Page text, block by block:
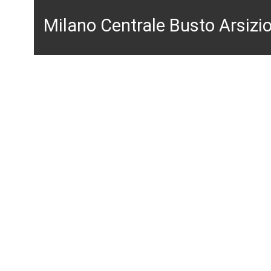
Milano Centrale Busto